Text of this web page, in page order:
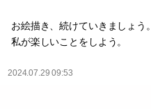
お絵描き、続けていきましょう。
私が楽しいことをしよう。
2024.07.29 09:53